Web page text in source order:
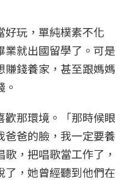
好玩，單純樸素不化
就出國留學了。可是
錢養家，甚至跟媽媽
歡那環境。「那時候眼
爸爸的臉，我一定要養
，把唱歌當工作了，
了，她曾經聽到他們在